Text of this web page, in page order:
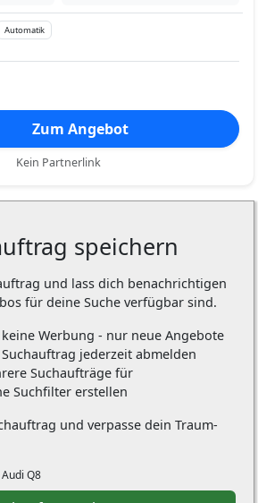
Automatik
Zum Angebot
Kein Partnerlink
speichern
und lass dich benachrichtigen
für deine Suche verfügbar sind.
Werbung - nur neue Angebote
jederzeit abmelden
Suchaufträge für
Suchfilter erstellen
und verpasse dein Traum-
Audi Q8